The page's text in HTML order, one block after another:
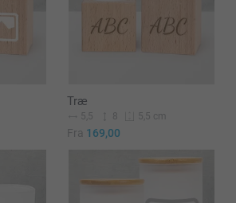
Træ
5,5 8 5,5 cm
Fra 169,00